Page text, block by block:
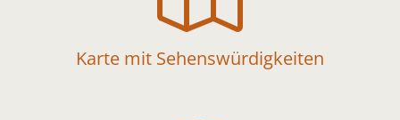
Karte mit Sehenswürdigkeiten